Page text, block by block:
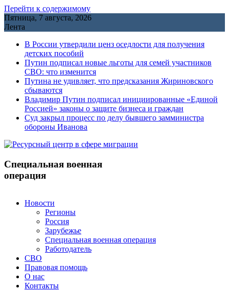
Перейти к содержимому
Пятница, 7 августа, 2026
Лента
В России утвердили ценз оседлости для получения
детских пособий
Путин подписал новые льготы для семей участников
СВО: что изменится
Путина не удивляет, что предсказания Жириновского
сбываются
Владимир Путин подписал инициированные «Единой
Россией» законы о защите бизнеса и граждан
Cуд закрыл процесс по делу бывшего замминистра
обороны Иванова
Специальная военная
операция
Новости
Регионы
Россия
Зарубежье
Специальная военная операция
Работодатель
СВО
Правовая помощь
О нас
Контакты